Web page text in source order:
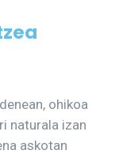
ohikoa
naturala izan
askotan